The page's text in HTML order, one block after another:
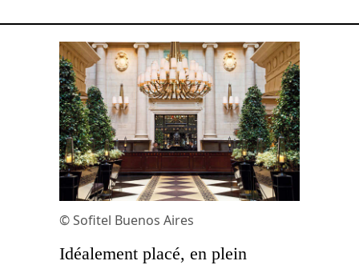
© Sofitel Buenos Aires
Idéalement placé, en plein